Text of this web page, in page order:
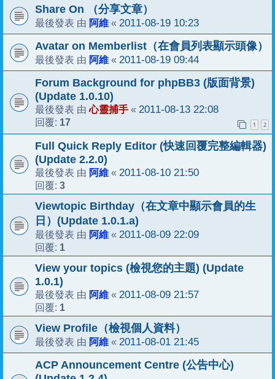
Share On （分享文章）
最後發表 由 阿維 « 2011-08-19 10:23
Avatar on Memberlist（在會員列表顯示頭像）
最後發表 由 阿維 « 2011-08-19 09:44
Forum Background for phpBB3 (版面背景)
(Update 1.0.10)
最後發表 由心靈捕手 « 2011-08-13 22:08
回覆: 17 1 2
Full Quick Reply Editor (快速回覆完整編輯器)
(Update 2.2.0)
最後發表 由 阿維 « 2011-08-10 21:50
回覆: 3
Viewtopic Birthday（在文章中顯示會員的生
日）(Update 1.0.1.a)
最後發表 由 阿維 « 2011-08-09 22:09
回覆: 1
View your topics (檢視您的主題) (Update
1.0.1)
最後發表 由 阿維 « 2011-08-09 21:57
回覆: 1
View Profile（檢視個人資料）
最後發表 由 阿維 « 2011-08-01 21:45
ACP Announcement Centre (公告中心)